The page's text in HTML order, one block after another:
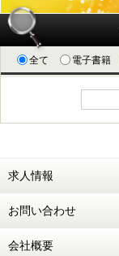
全て 電子書籍
求人情報
お問い合わせ
会社概要